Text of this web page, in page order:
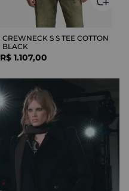
CREWNECK S S TEE COTTON
BLACK
R$ 1.107,00